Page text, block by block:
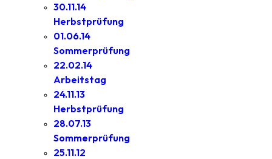
30.11.14
Herbstprüfung
01.06.14
Sommerprüfung
22.02.14
Arbeitstag
24.11.13
Herbstprüfung
28.07.13
Sommerprüfung
25.11.12